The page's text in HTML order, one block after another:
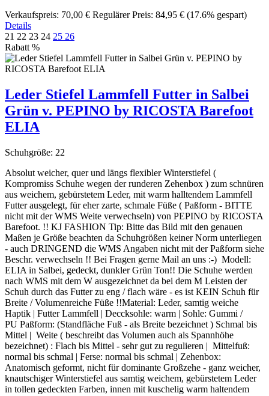
Verkaufspreis: 70,00 € Regulärer Preis: 84,95 € (17.6% gespart)
Details
21 22 23 24 25 26
Rabatt %
Leder Stiefel Lammfell Futter in Salbei
Grün v. PEPINO by RICOSTA Barefoot
ELIA
Schuhgröße: 22
Absolut weicher, quer und längs flexibler Winterstiefel (
Kompromiss Schuhe wegen der runderen Zehenbox ) zum schnüren
aus weichem, gebürstetem Leder, mit warm halltendem Lammfell
Futter ausgelegt, für eher zarte, schmale Füße ( Paßform - BITTE
nicht mit der WMS Weite verwechseln) von PEPINO by RICOSTA
Barefoot. !! KJ FASHION Tip: Bitte das Bild mit den genauen
Maßen je Größe beachten da Schuhgrößen keiner Norm unterliegen
- auch DRINGEND die WMS Angaben nicht mit der Paßform siehe
Beschr. verwechseln !! Bei Fragen gerne Mail an uns :-) Modell:
ELIA in Salbei, gedeckt, dunkler Grün Ton!! Die Schuhe werden
nach WMS mit dem W ausgezeichnet da bei dem M Leisten der
Schuh durch das Futter zu eng / flach wäre - es ist KEIN Schuh für
Breite / Volumenreiche Füße !!Material: Leder, samtig weiche
Haptik | Futter Lammfell | Deccksohle: warm | Sohle: Gummi /
PU Paßform: (Standfläche Fuß - als Breite bezeichnet ) Schmal bis
Mittel | Weite ( beschreibt das Volumen auch als Spannhöhe
bezeichnet) : Flach bis Mittel - sehr gut zu regulieren | Mittelfuß:
normal bis schmal | Ferse: normal bis schmal | Zehenbox:
Anatomisch geformt, nicht für dominante Großzehe - ganz weicher,
knautschiger Winterstiefel aus samtig weichem, gebürstetem Leder
in tollen gedeckten Farben, innen mit kuschelig warm haltendem